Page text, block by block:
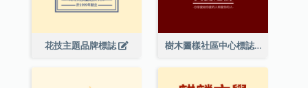
花技主題品牌標誌 樹木圖樣社區中心標誌